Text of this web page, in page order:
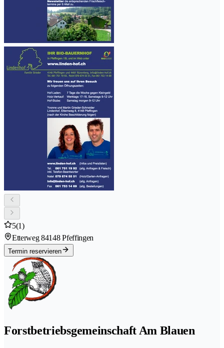
5(1)
Etterweg 84148 Pfeffingen
Termin reservieren
Forstbetriebsgemeinschaft Am Blauen